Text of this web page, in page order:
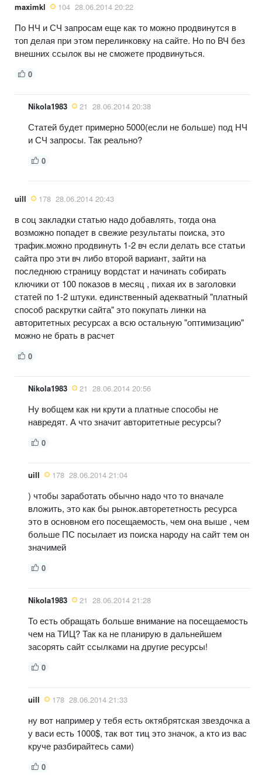
maximkl 104 28.06.2014 20:22
По НЧ и СЧ запросам еще как то можно продвинутся в
топ делая при этом перелинковку на сайте. Но по ВЧ без
внешних ссылок вы не сможете продвинуться.
0
Nikola1983 21 28.06.2014 20:38
Статей будет примерно 5000(если не больше) под НЧ
и СЧ запросы. Так реально?
0
uill 178 28.06.2014 20:43
в соц закладки статью надо добавлять, тогда она
возможно попадет в свежие результаты поиска, это
трафик.можно продвинуть 1-2 вч если делать все статьи
сайта про эти вч либо второй вариант, зайти на
последнюю страницу вордстат и начинать собирать
ключики от 100 показов в месяц , пихая их в заголовки
статей по 1-2 штуки. единственный адекватный "платный
способ раскрутки сайта" это покупать линки на
авторитетных ресурсах а всю остальную "оптимизацию"
можно не брать в расчет
0
Nikola1983 21 28.06.2014 20:56
Ну вобщем как ни крути а платные способы не
навредят. А что значит авторитетные ресурсы?
0
uill 178 28.06.2014 21:04
) чтобы заработать обычно надо что то вначале
вложить, это как бы рынок.авторететность ресурса
это в основном его посещаемость, чем она выше , чем
больше ПС посылает из поиска народу на сайт тем он
значимей
0
Nikola1983 21 28.06.2014 21:28
То есть обращать больше внимание на посещаемость
чем на ТИЦ? Так ка не планирую в дальнейшем
засорять сайт ссылками на другие ресурсы!
0
uill 178 28.06.2014 21:33
ну вот например у тебя есть октябрятская звездочка а
у васи есть 1000$, так вот тиц это значок, а кто из вас
круче разбирайтесь сами)
0